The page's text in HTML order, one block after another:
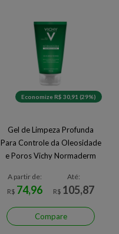
Economize R$ 30,91 (29%)
Gel de Limpeza Profunda
Para Controle da Oleosidade
e Poros Vichy Normaderm
A partir de:
R$ 74,96
Até:
R$ 105,87
Compare